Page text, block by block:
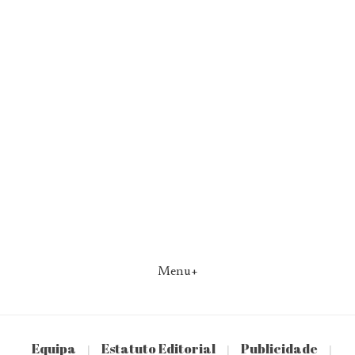
Menu+
Equipa | Estatuto Editorial | Publicidade |